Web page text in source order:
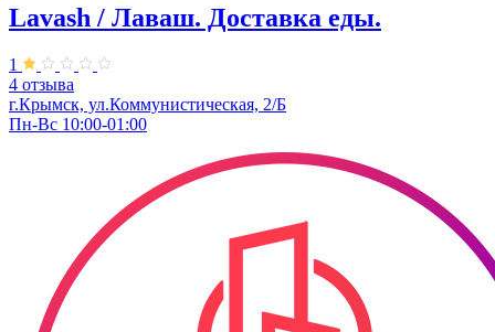
Lavash / Лаваш. Доставка еды.
1
4 отзыва
г.Крымск, ул.Коммунистическая, 2/Б
Пн-Вс 10:00-01:00